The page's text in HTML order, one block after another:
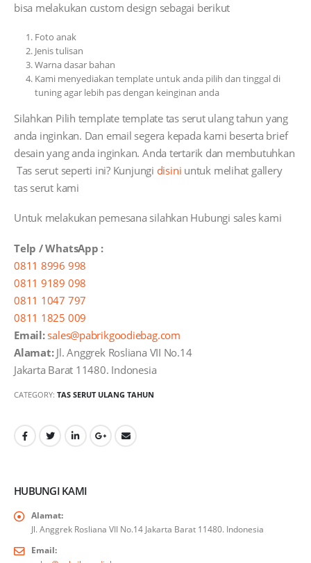
bisa melakukan custom design sebagai berikut
Foto anak
Jenis tulisan
Warna dasar bahan
Kami menyediakan template untuk anda pilih dan tinggal di
tuning agar lebih pas dengan keinginan anda
Silahkan Pilih template template tas serut ulang tahun yang
anda inginkan. Dan email segera kepada kami beserta brief
desain yang anda inginkan. Anda tertarik dan membutuhkan
Tas serut seperti ini? Kunjungi disini untuk melihat gallery
tas serut kami
Untuk melakukan pemesana silahkan Hubungi sales kami
Telp / WhatsApp :
0811 8996 998
0811 9189 098
0811 1047 797
0811 1825 009
Email: sales@pabrikgoodiebag.com
Alamat:Jl. Anggrek Rosliana VII No.14
Jakarta Barat 11480. Indonesia
CATEGORY: TAS SERUT ULANG TAHUN
HUBUNGI KAMI
Alamat:
Jl. Anggrek Rosliana VII No.14 Jakarta Barat 11480. Indonesia
Email: